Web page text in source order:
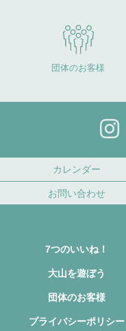
団体のお客様
カレンダー
お問い合わせ
7つのいいね！
大山を遊ぼう
団体のお客様
プライバシーポリシー